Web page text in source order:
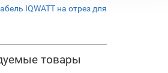
IQWATT на отрез для
товары